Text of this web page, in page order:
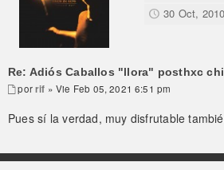
30 Oct, 2010
Re: Adiós Caballos "llora" posthxc
porrif » Vie Feb 05, 2021 6:51 pm
Pues sí la verdad, muy disfrutable